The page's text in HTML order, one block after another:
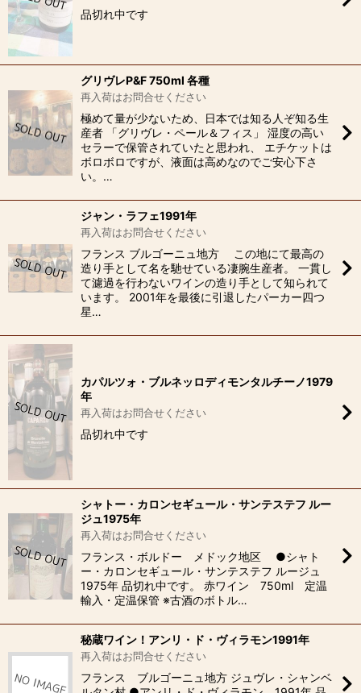
品切れ中です
グリヴレP&F 750ml 各種
再入荷はお問合せください
極めて量が少ないため、日本では知る人ぞ知る生
産者 「グリヴレ・ペール＆フィス」 湿度の高い
セラーで保管されていたと思われ、 エチケットは
ボロボロですが、液面は高めなのでご安心下さ
い。…
ジャン・ラフェ1991年
再入荷はお問合せください
フランス ブルゴーニュ地方 この地にて最高の
造り手として名を馳せている凄腕生産者。 一貫し
て濾過を行わないワインの造り手として知られて
います。 2001年を最後に引退したパーカー四つ
星…
カパルツォ・ブルネッロディモンタルチーノ1979
年
再入荷はお問合せください
品切れ中です
シャトー・カロンセギュール・サンテステフ ルー
ジュ1975年
再入荷はお問合せください
フランス・ボルドー メドック地区 ●シャト
ー・カロンセギュール・サンテステフ ルージュ
1975年 品切れ中です。 赤ワイン 750ml 定温
輸入・定温保管 ※古酒のボトル…
秘蔵ワイン！アンリ・ド・ヴィラモン1991年
再入荷はお問合せください
フランス ブルゴーニュ地方 ジュヴレ・シャンベ